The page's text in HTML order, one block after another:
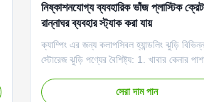
নিষ্কাশনযোগ্য ব্যবহারিক ভাঁজ প্লাস্টিক
রান্নাঘর ব্যবহার স্ট্যাক করা যায়
ক্যাম্পিং এর জন্য কলাপসিবল হ্যান্ডলিং ঝুড়ি
স্টোরেজ ঝুড়ি পণ্যের বৈশিষ্ট্য: 1. খাবার কেনার
সামগ্রীও সংরক্ষণ করতে পারেন। 2. হ্যান্ডেল সহ
সেরা দাম পান